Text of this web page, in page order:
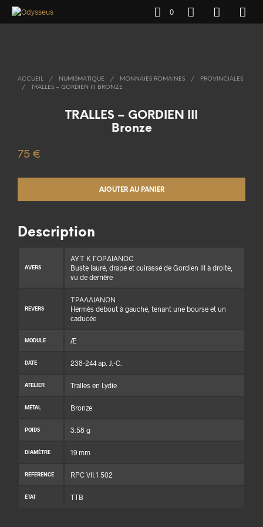
0
ACCUEIL / NUMISMATIQUE / MONNAIES ROMAINES /
PROVINCIALES
/
TRALLES – GORDIEN III BRONZE
TRALLES – GORDIEN III
Bronze
75 €
AJOUTER AU PANIER
Description
AVERS
ΑΥΤ Κ ΓΟΡΔΙΑΝΟϹ
Buste lauré, drapé et cuirassé de Gordien III à droite,
vu de derrière
REVERS
ΤΡΑΛΛΙΑΝΩΝ
Hermès debout à gauche, tenant une bourse et un
caducée
MODULE Æ
DATE 238-244 ap. J.-C.
ATELIER Tralles en Lydie
MÉTAL Bronze
POIDS 3.58 g
DIAMÈTRE 19 mm
RÉFÉRENCE RPC VII.1 502
ÉTAT TTB